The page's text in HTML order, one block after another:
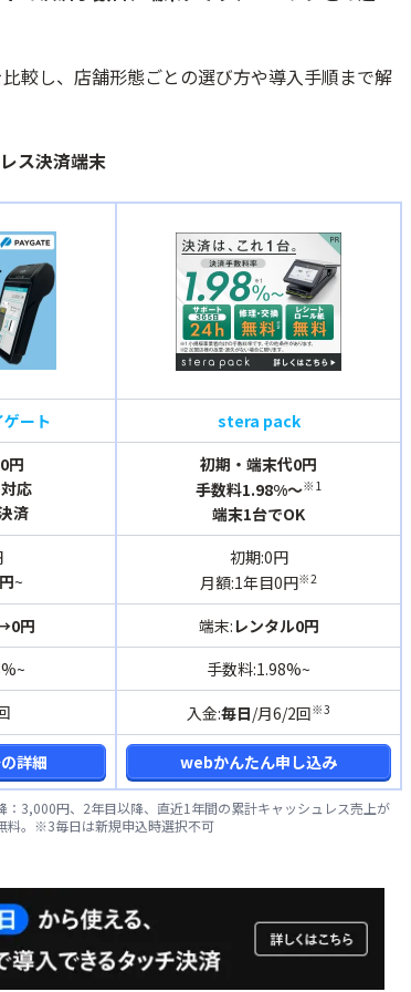
較し、店舗形態ごとの選び方や導入手順まで解
ス決済端末
ート
stera pack
円
応
済
初期・端末代0円
手数料1.98%〜※1
端末1台でOK
~
初期:0円
月額:1年目0円※2
円 端末: レンタル0円
手数料:1.98%~
入金:毎日/月6/2回※3
詳細 webかんたん申し込み
3,000円、2年目以降、直近1年間の累計キャッシュレス売上が
料。※3毎日は新規申込時選択不可